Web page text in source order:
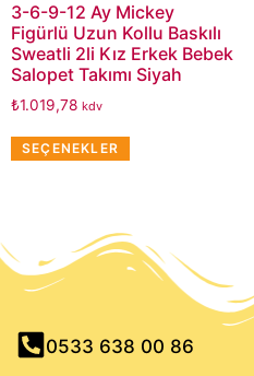
3-6-9-12 Ay Mickey
Figürlü Uzun Kollu Baskılı
Sweatli 2li Kız Erkek Bebek
Salopet Takımı Siyah
₺1.019,78 kdv
SEÇENEKLER
0533 638 00 86